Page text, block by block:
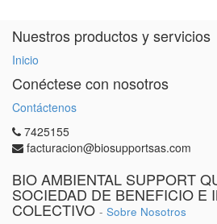
Nuestros productos y servicios
Inicio
Conéctese con nosotros
Contáctenos
7425155
facturacion@biosupportsas.com
BIO AMBIENTAL SUPPORT
SOCIEDAD DE BENEFICIO E
COLECTIVO - Sobre Nosotros